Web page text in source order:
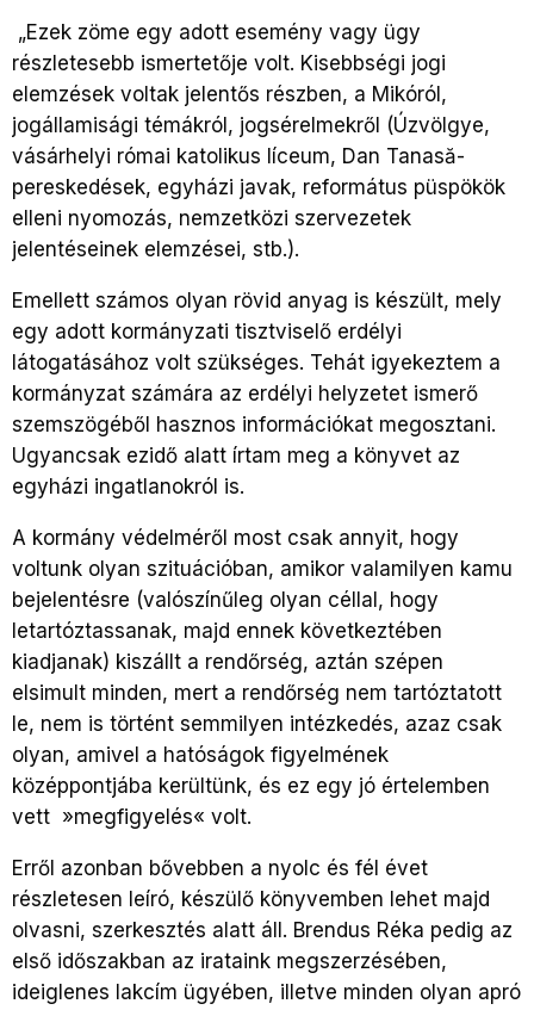
„Ezek zöme egy adott esemény vagy ügy
részletesebb ismertetője volt. Kisebbségi jogi
elemzések voltak jelentős részben, a Mikóról,
jogállamisági témákról, jogsérelmekről (Úzvölgye,
vásárhelyi római katolikus líceum, Dan Tanasă-
pereskedések, egyházi javak, református püspökök
elleni nyomozás, nemzetközi szervezetek
jelentéseinek elemzései, stb.).
Emellett számos olyan rövid anyag is készült, mely
egy adott kormányzati tisztviselő erdélyi
látogatásához volt szükséges. Tehát igyekeztem a
kormányzat számára az erdélyi helyzetet ismerő
szemszögéből hasznos információkat megosztani.
Ugyancsak ezidő alatt írtam meg a könyvet az
egyházi ingatlanokról is.
A kormány védelméről most csak annyit, hogy
voltunk olyan szituációban, amikor valamilyen kamu
bejelentésre (valószínűleg olyan céllal, hogy
letartóztassanak, majd ennek következtében
kiadjanak) kiszállt a rendőrség, aztán szépen
elsimult minden, mert a rendőrség nem tartóztatott
le, nem is történt semmilyen intézkedés, azaz csak
olyan, amivel a hatóságok figyelmének
középpontjába kerültünk, és ez egy jó értelemben
vett »megfigyelés« volt.
Erről azonban bővebben a nyolc és fél évet
részletesen leíró, készülő könyvemben lehet majd
olvasni, szerkesztés alatt áll. Brendus Réka pedig az
első időszakban az irataink megszerzésében,
ideiglenes lakcím ügyében, illetve minden olyan apró